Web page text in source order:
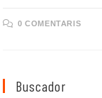
0 COMENTARIS
Buscador